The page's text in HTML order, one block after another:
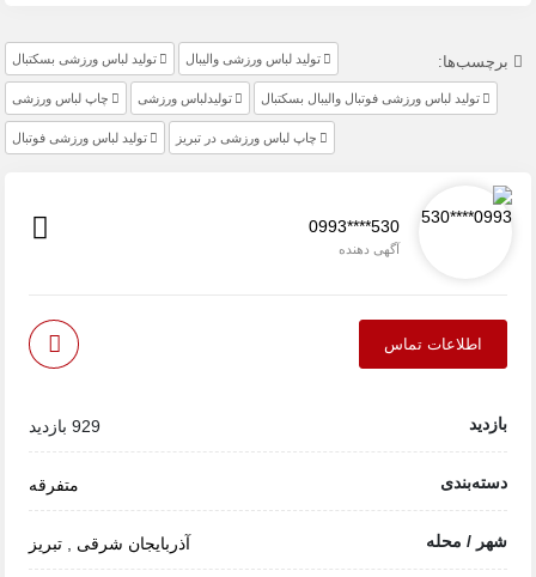
برچسب‌ها: تولید لباس ورزشی والیبال تولید لباس ورزشی بسکتبال
تولید لباس ورزشی فوتبال والیبال بسکتبال تولیدلباس ورزشی چاپ لباس ورزشی
چاپ لباس ورزشی در تبریز تولید لباس ورزشی فوتبال
0993****530
آگهی دهنده
اطلاعات تماس
بازدید 929 بازدید
دسته‌بندی متفرقه
شهر / محله آذربایجان شرقی تبریز